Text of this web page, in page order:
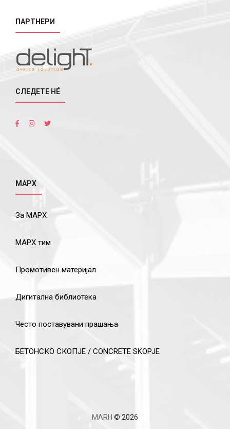
ПАРТНЕРИ
СЛЕДЕТЕ НÉ
МАРХ
За МАРХ
МАРХ тим
Промотивен материјал
Дигитална библиотека
Често поставувани прашања
БЕТОНСКО СКОПЈЕ / CONCRETE SKOPJE
MARH © 2026